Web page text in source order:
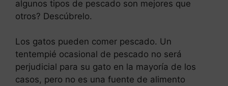
algunos tipos de pescado son mejores que
otros? Descúbrelo.
Los gatos pueden comer pescado. Un
tentempié ocasional de pescado no será
perjudicial para su gato en la mayoría de los
casos, pero no es una fuente de alimento